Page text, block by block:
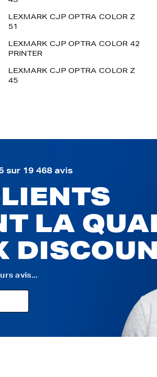
LEXMARK CJP OPTRA COLOR Z
51
LEXMARK CJP OPTRA COLOR 42
PRINTER
LEXMARK CJP OPTRA COLOR Z
45
sur 19 468 avis
LA
avis...